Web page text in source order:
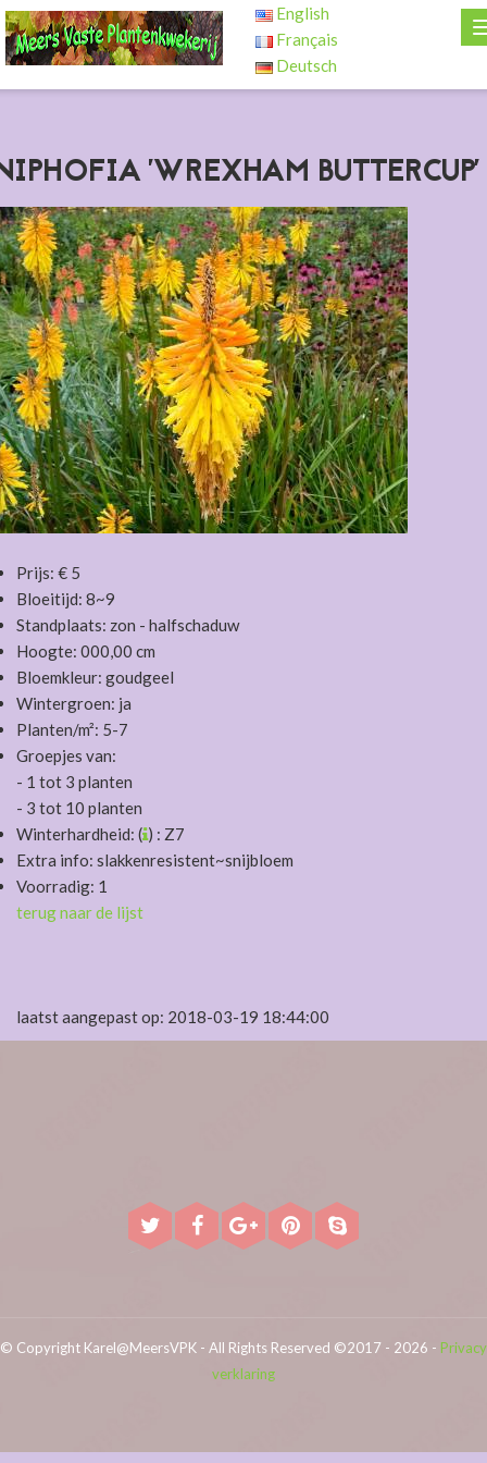
English
Français
Deutsch
'WREXHAM BUTTERCUP'
Prijs: € 5
Bloeitijd: 8~9
Standplaats: zon - halfschaduw
Hoogte: 000,00 cm
Bloemkleur: goudgeel
Wintergroen: ja
Planten/m²: 5-7
Groepjes van:
- 1 tot 3 planten
- 3 tot 10 planten
Winterhardheid: ( ) : Z7
Extra info: slakkenresistent~snijbloem
Voorradig: 1
terug naar de lijst
laatst aangepast op: 2018-03-19 18:44:00
© Copyright Karel@MeersVPK - All Rights Reserved ©2017 - 2026 - Privacy
verklaring